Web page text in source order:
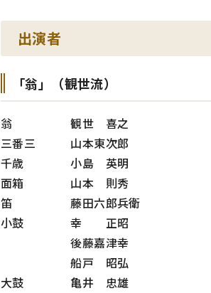
出演者
「翁」（観世流）
翁 観世 喜之
三番三 山本東次郎
千歳 小島 英明
面箱 山本 則秀
笛 藤田六郎兵衛
小鼓 幸 正昭
後藤嘉津幸
船戸 昭弘
大鼓 亀井 忠雄